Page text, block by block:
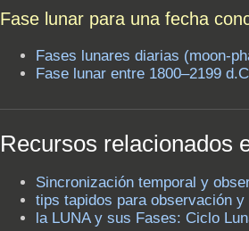
Fase lunar para una fecha
Fases lunares diarias (moon-
Fase lunar entre 1800–2199
Recursos relacionados
Sincronización temporal y
tips tapidos para observación
la LUNA y sus Fases: Ciclo